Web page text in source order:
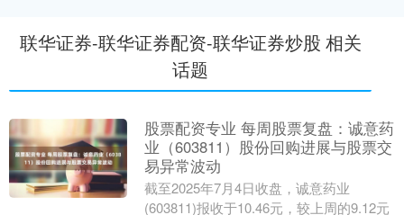
联华证券-联华证券配资-联华证券炒股 相关
话题
股票配资专业 每周股票复盘：诚意药
业（603811）股份回购进展与股票交
易异常波动
截至2025年7月4日收盘，诚意药业
(603811)报收于10.46元，较上周的9.12元